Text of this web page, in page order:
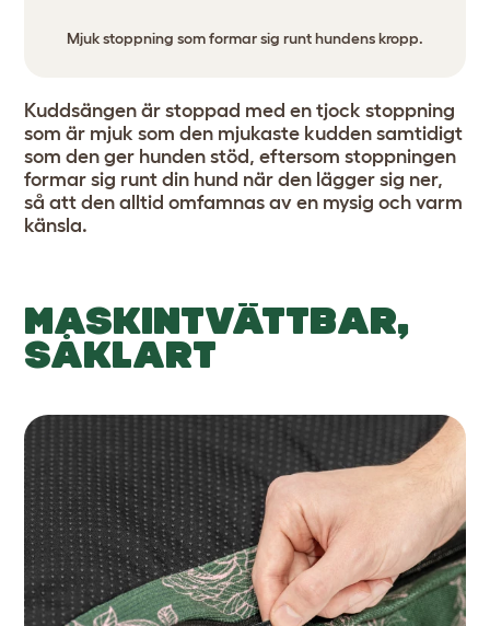
Mjuk stoppning som formar sig runt hundens kropp.
Kuddsängen är stoppad med en tjock stoppning
som är mjuk som den mjukaste kudden samtidigt
som den ger hunden stöd, eftersom stoppningen
formar sig runt din hund när den lägger sig ner,
så att den alltid omfamnas av en mysig och varm
känsla.
MASKINTVÄTTBAR,
SÅKLART